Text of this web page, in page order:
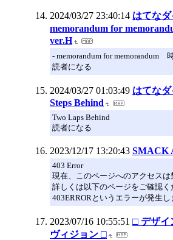
2024/03/27 23:40:14 はてな
memorandum for
ver.H
- memorandum for memorandum
読者になる
2024/03/27 01:03:49 はてな
Steps Behind
Two Laps Behind
読者になる
2023/12/17 13:20:43 SMACK
403 Error
現在、このページへのアクセスは
詳しくは以下のページをご確認く
403ERRORというエラーが発生し
2023/07/16 10:55:51 □ デザイ
ヴィジョン □